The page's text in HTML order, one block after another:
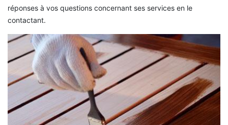
réponses à vos questions concernant ses services en le
contactant.